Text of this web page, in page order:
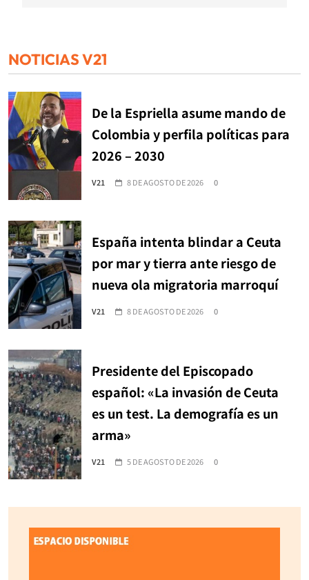
NOTICIAS V21
De la Espriella asume mando de
Colombia y perfila políticas para
2026 – 2030
V21 8 DE AGOSTO DE 2026 0
España intenta blindar a Ceuta
por mar y tierra ante riesgo de
nueva ola migratoria marroquí
V21 8 DE AGOSTO DE 2026 0
Presidente del Episcopado
español: «La invasión de Ceuta
es un test. La demografía es un
arma»
V21 5 DE AGOSTO DE 2026 0